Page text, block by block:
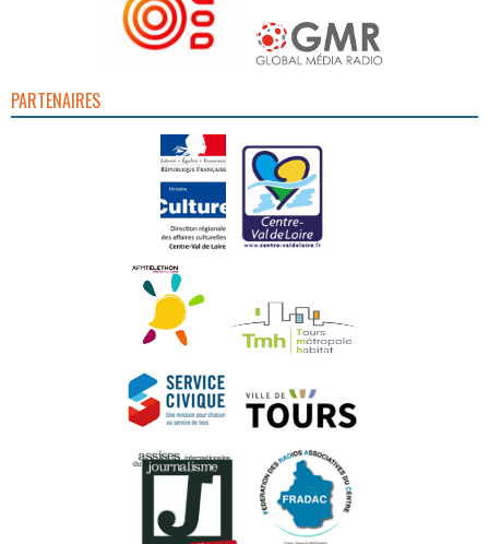
PARTENAIRES